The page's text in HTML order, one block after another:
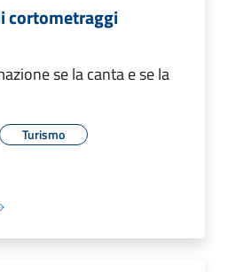
cortometraggi
se la canta e se la
Turismo